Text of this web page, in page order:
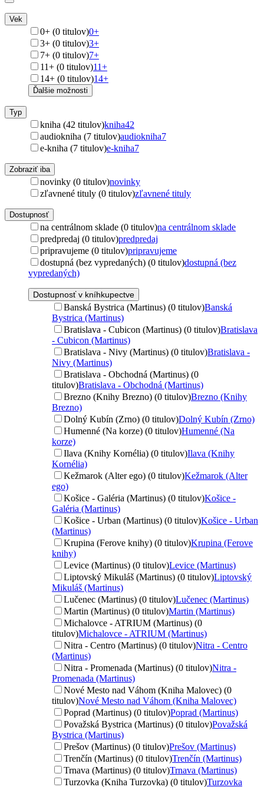
Vek
0+ (0 titulov)0+
3+ (0 titulov)3+
7+ (0 titulov)7+
11+ (0 titulov)11+
14+ (0 titulov)14+
Ďalšie možnosti
Typ
kniha (42 titulov)kniha42
audiokniha (7 titulov)audiokniha7
e-kniha (7 titulov)e-kniha7
Zobraziť iba
novinky (0 titulov)novinky
zľavnené tituly (0 titulov)zľavnené tituly
Dostupnosť
na centrálnom sklade (0 titulov)na centrálnom sklade
predpredaj (0 titulov)predpredaj
pripravujeme (0 titulov)pripravujeme
dostupná (bez vypredaných) (0 titulov)dostupná (bez
vypredaných)
Dostupnosť v kníhkupectve
Banská Bystrica (Martinus) (0 titulov)Banská
Bystrica (Martinus)
Bratislava - Cubicon (Martinus) (0 titulov)Bratislava
- Cubicon (Martinus)
Bratislava - Nivy (Martinus) (0 titulov)Bratislava -
Nivy (Martinus)
Bratislava - Obchodná (Martinus) (0
titulov)Bratislava - Obchodná (Martinus)
Brezno (Knihy Brezno) (0 titulov)Brezno (Knihy
Brezno)
Dolný Kubín (Zrno) (0 titulov)Dolný Kubín (Zrno)
Humenné (Na korze) (0 titulov)Humenné (Na
korze)
Ilava (Knihy Kornélia) (0 titulov)Ilava (Knihy
Kornélia)
Kežmarok (Alter ego) (0 titulov)Kežmarok (Alter
ego)
Košice - Galéria (Martinus) (0 titulov)Košice -
Galéria (Martinus)
Košice - Urban (Martinus) (0 titulov)Košice - Urban
(Martinus)
Krupina (Ferove knihy) (0 titulov)Krupina (Ferove
knihy)
Levice (Martinus) (0 titulov)Levice (Martinus)
Liptovský Mikuláš (Martinus) (0 titulov)Liptovský
Mikuláš (Martinus)
Lučenec (Martinus) (0 titulov)Lučenec (Martinus)
Martin (Martinus) (0 titulov)Martin (Martinus)
Michalovce - ATRIUM (Martinus) (0
titulov)Michalovce - ATRIUM (Martinus)
Nitra - Centro (Martinus) (0 titulov)Nitra - Centro
(Martinus)
Nitra - Promenada (Martinus) (0 titulov)Nitra -
Promenada (Martinus)
Nové Mesto nad Váhom (Kniha Malovec) (0
titulov)Nové Mesto nad Váhom (Kniha Malovec)
Poprad (Martinus) (0 titulov)Poprad (Martinus)
Považská Bystrica (Martinus) (0 titulov)Považská
Bystrica (Martinus)
Prešov (Martinus) (0 titulov)Prešov (Martinus)
Trenčín (Martinus) (0 titulov)Trenčín (Martinus)
Trnava (Martinus) (0 titulov)Trnava (Martinus)
Turzovka (Kniha Turzovka) (0 titulov)Turzovka